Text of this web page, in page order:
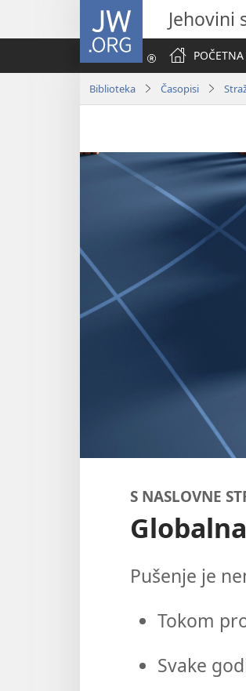
JW.ORG Jehovini
Biblioteka Časopisi
S NASLOVNE
Pušenje je
Tokom
Svake